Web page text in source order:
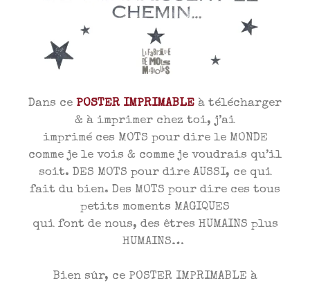
Dans ce POSTER IMPRIMABLE à télécharger
& à imprimer chez toi, j’ai
imprimé ces MOTS pour dire le MONDE
comme je le vois & comme je voudrais qu’il
soit. DES MOTS pour dire AUSSI, ce qui
fait du bien. Des MOTS pour dire ces tous
petits moments MAGIQUES
qui font de nous, des êtres HUMAINS plus
HUMAINS…
Bien sûr, ce POSTER IMPRIMABLE à